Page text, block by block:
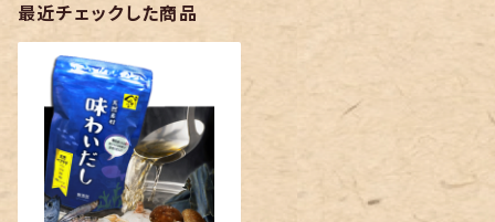
最近チェックした商品